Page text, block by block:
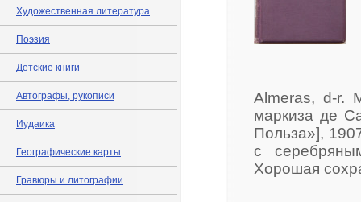
Художественная литература
Поэзия
Детские книги
Автографы, рукописи
Иудаика
Географические карты
Гравюры и литографии
Almeras, d-r.
маркиза де
Польза»],
с
Хорошая